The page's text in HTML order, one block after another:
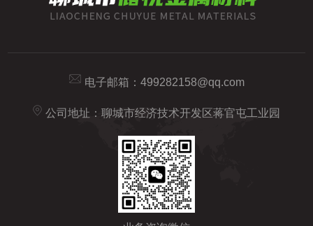
电子邮箱： 499282158@qq.com
公司地址：聊城市经济技术开发区蒋官屯工业园